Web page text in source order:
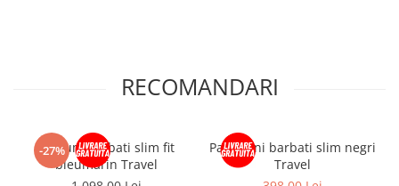
RECOMANDARI
-27%
Costum barbati slim fit
bleumarin Travel
Pantaloni barbati slim negri
Travel